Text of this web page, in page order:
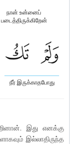
நான் உன்னைப்
படைத்திருக்கிறேன்
நீர் இருக்காதபோது
இது எனக்கு
இல்லாதிருந்த